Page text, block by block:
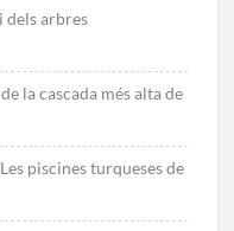
dels arbres
la cascada més alta de
piscines turqueses de